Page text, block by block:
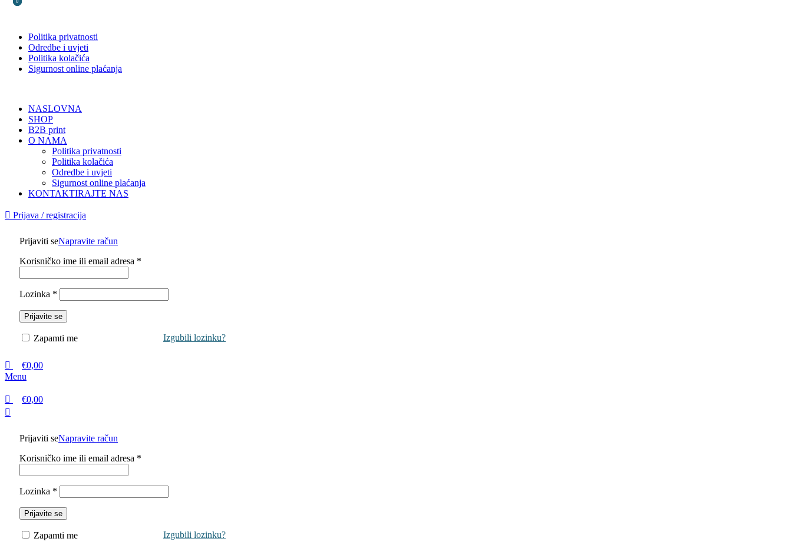
Politika privatnosti
Odredbe i uvjeti
Politika kolačića
Sigurnost online plaćanja
NASLOVNA
SHOP
B2B print
O NAMA
Politika privatnosti
Politika kolačića
Odredbe i uvjeti
Sigurnost online plaćanja
KONTAKTIRAJTE NAS
Prijava / registracija
Prijaviti seNapravite račun
Korisničko ime ili email adresa *
Lozinka *
Prijavite se
Izgubili lozinku?
Zapamti me
0
€0,00
Menu
0
€0,00
Prijaviti seNapravite račun
Korisničko ime ili email adresa *
Lozinka *
Prijavite se
Izgubili lozinku?
Zapamti me
0